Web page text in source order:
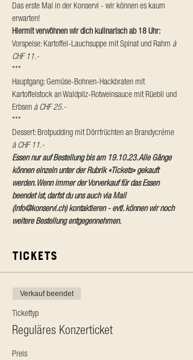
Das erste Mal in der Konservi - wir können es kaum
erwarten!
Hiermit verwöhnen wir dich kulinarisch ab 18 Uhr:
Vorspeise: Kartoffel-Lauchsuppe mit Spinat und Rahm à
CHF 11.-
***
Hauptgang: Gemüse-Bohnen-Hackbraten mit
Kartoffelstock an Waldpilz-Rotweinsauce mit Rüebli und
Erbsen à CHF 25.-
***
Dessert: Brotpudding mit Dörrfrüchten an Brandycréme
à CHF 11.-
Essen nur auf Bestellung bis am 19.10.23. Alle Gänge
können einzeln unter der Rubrik «Tickets» gekauft
werden. Wenn immer der Vorverkauf für das Essen
beendet ist, darfst du uns auch via Mail
(info@konservi.ch) kontaktieren - evtl. können wir noch
weitere Bestellung entgegennehmen.
Tickets
Verkauf beendet
Tickettyp
Reguläres Konzerticket
Preis